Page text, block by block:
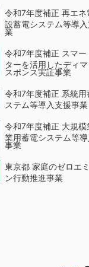
令和7年度補正 再エネ
設蓄電システム等導
業
令和7年度補正 スマー
ターを活用したディ
スポンス実証事業
令和7年度補正 系統用
ステム等導入支援事業
令和7年度補正 大規模
業用蓄電システム等
事業
東京都 家庭のゼロエ
ン行動推進事業